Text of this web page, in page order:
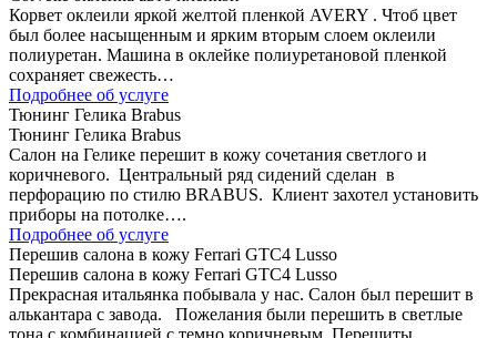
Корвет оклеили яркой желтой пленкой AVERY . Чтоб цвет
был более насыщенным и ярким вторым слоем оклеили
полиуретан. Машина в оклейке полиуретановой пленкой
сохраняет свежесть…
Подробнее об услуге
Тюнинг Гелика Brabus
Тюнинг Гелика Brabus
Салон на Гелике перешит в кожу сочетания светлого и
коричневого. Центральный ряд сидений сделан в
перфорацию по стилю BRABUS. Клиент захотел установить
приборы на потолке….
Подробнее об услуге
Перешив салона в кожу Ferrari GTC4 Lusso
Перешив салона в кожу Ferrari GTC4 Lusso
Прекрасная итальянка побывала у нас. Салон был перешит в
алькантара с завода. Пожелания были перешить в светлые